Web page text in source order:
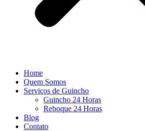
Home
Quem Somos
Serviços de Guincho
Guincho 24 Horas
Reboque 24 Horas
Blog
Contato